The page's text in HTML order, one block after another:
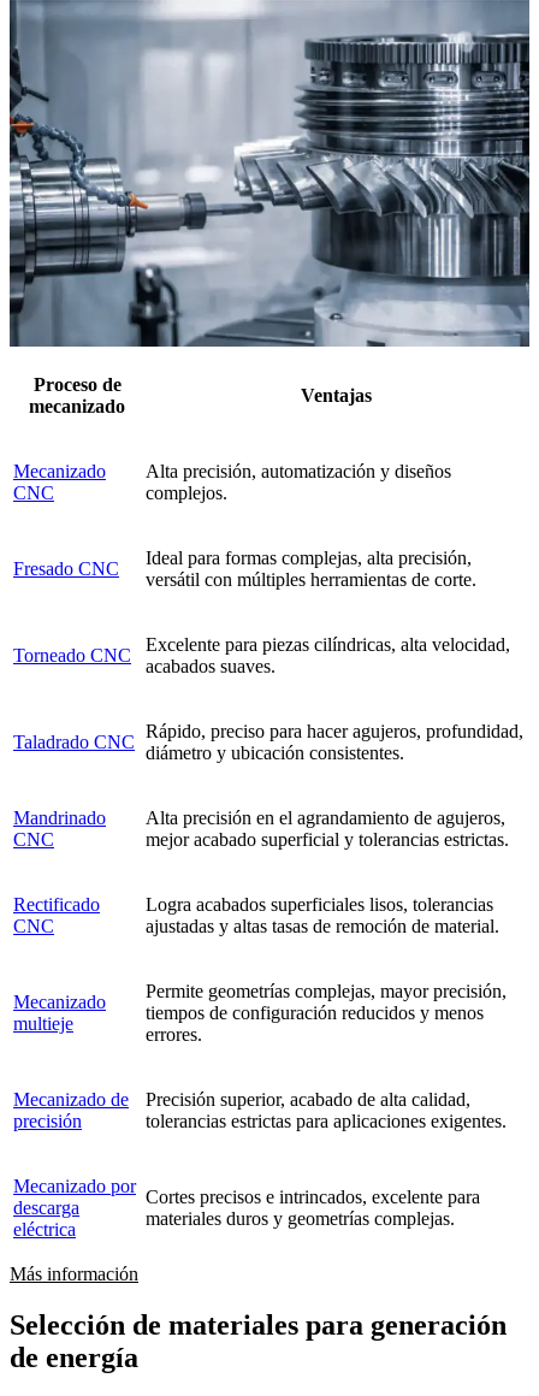
Proceso de
mecanizado
Ventajas
Mecanizado
CNC
Alta precisión, automatización y diseños
complejos.
Fresado CNC
Ideal para formas complejas, alta precisión,
versátil con múltiples herramientas de corte.
Torneado CNC
Excelente para piezas cilíndricas, alta velocidad,
acabados suaves.
Taladrado CNC
Rápido, preciso para hacer agujeros, profundidad,
diámetro y ubicación consistentes.
Mandrinado
CNC
Alta precisión en el agrandamiento de agujeros,
mejor acabado superficial y tolerancias estrictas.
Rectificado
CNC
Logra acabados superficiales lisos, tolerancias
ajustadas y altas tasas de remoción de material.
Mecanizado
multieje
Permite geometrías complejas, mayor precisión,
tiempos de configuración reducidos y menos
errores.
Mecanizado de
precisión
Precisión superior, acabado de alta calidad,
tolerancias estrictas para aplicaciones exigentes.
Mecanizado por
descarga
eléctrica
Cortes precisos e intrincados, excelente para
materiales duros y geometrías complejas.
Más información
Selección de materiales para generación
de energía